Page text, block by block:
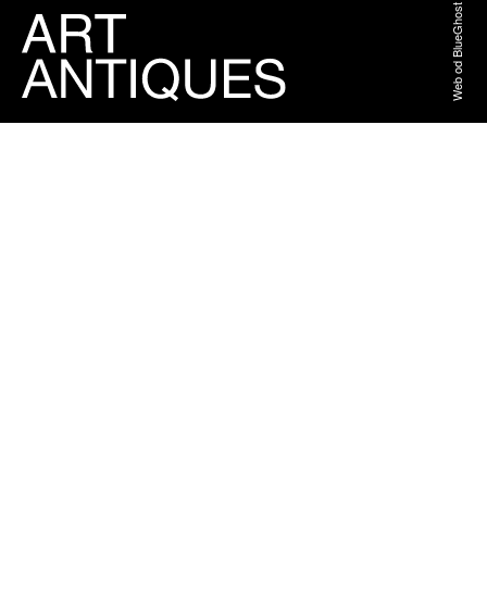
Web od BlueGhost